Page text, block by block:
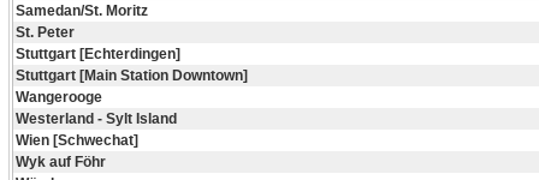
Samedan/St. Moritz
St. Peter
Stuttgart [Echterdingen]
Stuttgart [Main Station Downtown]
Wangerooge
Westerland - Sylt Island
Wien [Schwechat]
Wyk auf Föhr